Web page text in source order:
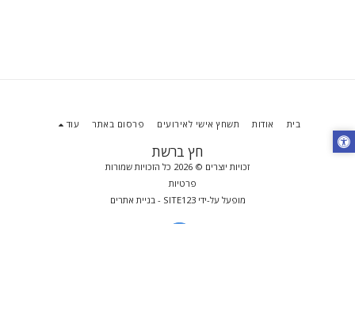
חץ ברשת
זכויות יוצרים © 2026 כל הזכויות שמורות
פרטיות
מופעל על-ידיSITE123
- בניית אתרים
בית אודות תשחץ אישי לאירועים פרסום באתר עוד